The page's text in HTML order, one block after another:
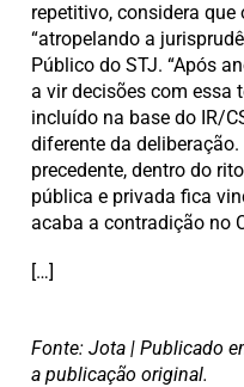
repetitivo, considera que
“atropelando a
Público do STJ. “Após
a vir decisões com essa
incluído na base do IR/
diferente da
precedente, dentro do
pública e privada fica
acaba a contradição no
[…]
Fonte: Jota | Publicado
a publicação original.